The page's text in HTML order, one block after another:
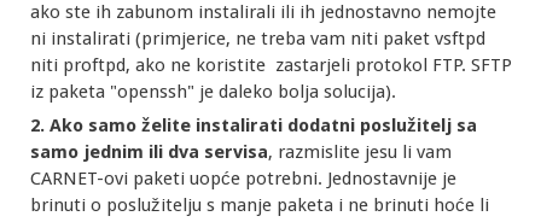
ako ste ih zabunom instalirali ili ih jednostavno nemojte
ni instalirati (primjerice, ne treba vam niti paket vsftpd
niti proftpd, ako ne koristite zastarjeli protokol FTP. SFTP
iz paketa "openssh" je daleko bolja solucija).
2. Ako samo želite instalirati dodatni poslužitelj sa
samo jednim ili dva servisa, razmislite jesu li vam
CARNET-ovi paketi uopće potrebni. Jednostavnije je
brinuti o poslužitelju s manje paketa i ne brinuti hoće li